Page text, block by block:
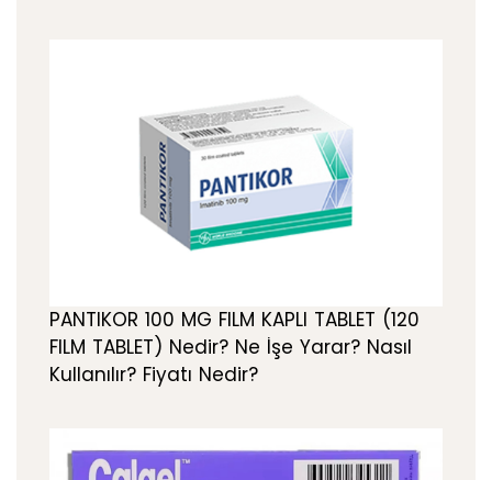
PANTIKOR 100 MG FILM KAPLI TABLET (120
FILM TABLET) Nedir? Ne İşe Yarar? Nasıl
Kullanılır? Fiyatı Nedir?